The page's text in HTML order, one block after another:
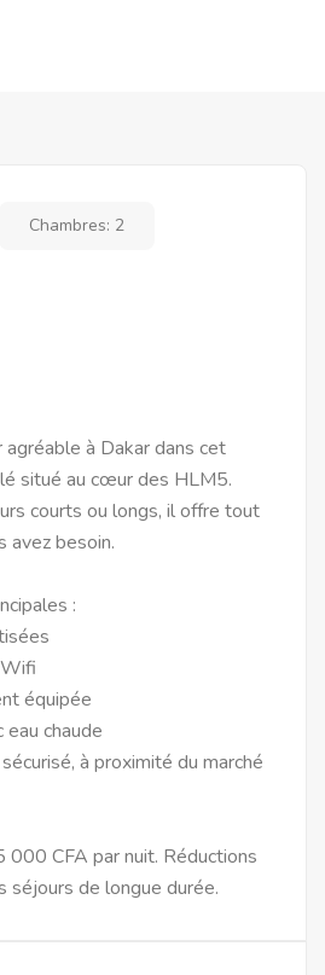
Chambres: 2
à Dakar dans cet
situé au cœur des HLM5.
courts ou longs, il offre tout
avez besoin.
:
équipée
chaude
à proximité du marché
000 CFA par nuit. Réductions
séjours de longue durée.